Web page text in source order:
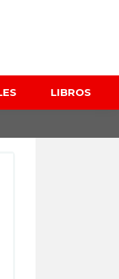
LIBROS